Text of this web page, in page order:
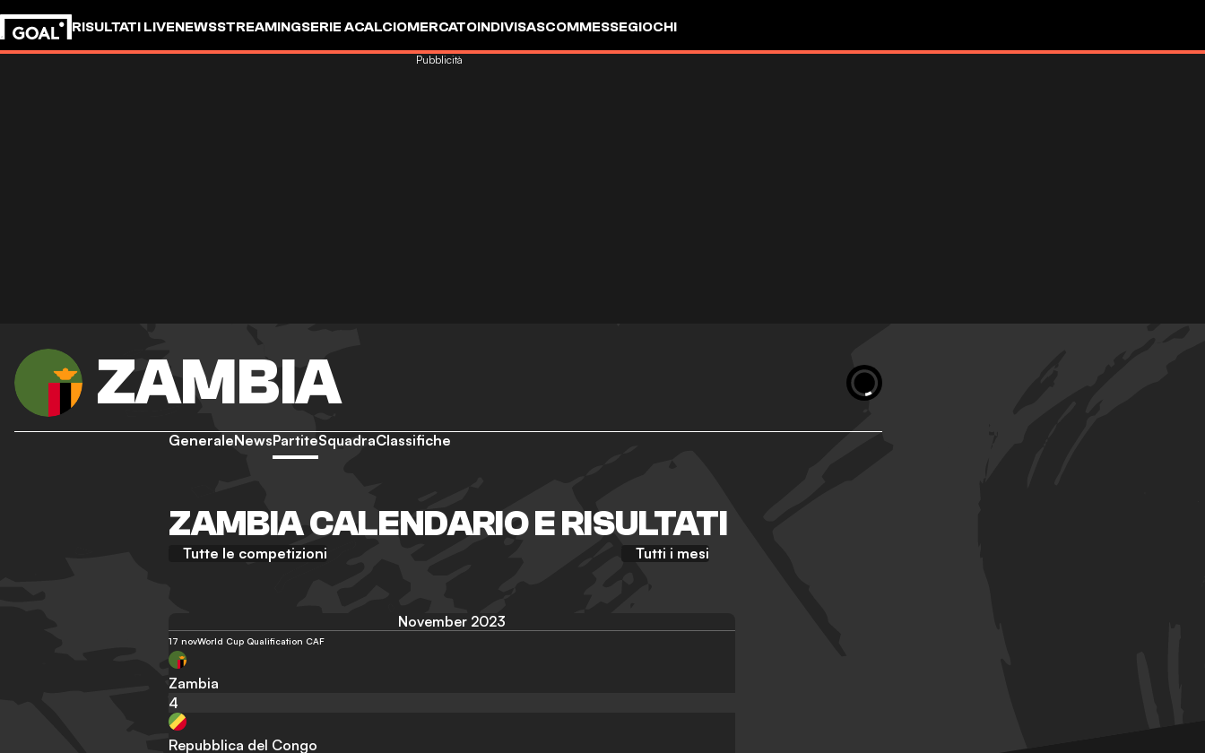
RISULTATI LIVENEWSSTREAMINGSERIE ACALCIOMERCATOINDIVISASCOMMESSEGIOCHI
Pubblicità
ZAMBIA
GeneraleNewsPartiteSquadraClassifiche
ZAMBIA CALENDARIO E RISULTATI
Tutte le competizioni Tutti i mesi
November 2023
17 novWorld Cup Qualification CAF
Zambia
4
Repubblica del Congo